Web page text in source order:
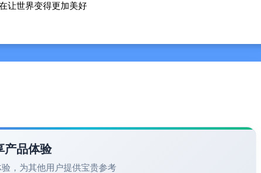
让世界变得更加美好
一目了然
巩固所学内容
产品体验
，为其他用户提供宝贵参考